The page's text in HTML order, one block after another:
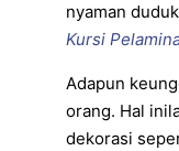
nyaman
Kursi
Adapun
orang. Hal
dekorasi